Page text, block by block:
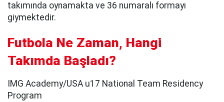
takımında oynamakta ve 36 numaralı formayı
giymektedir.
Futbola Ne Zaman, Hangi
Takımda Başladı?
IMG Academy/USA u17 National Team Residency
Program